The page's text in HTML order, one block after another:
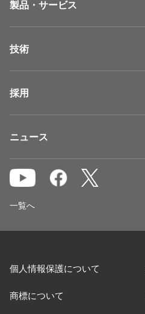
製品・サービス
技術
採用
ニュース
一覧へ
個人情報保護について
商標について